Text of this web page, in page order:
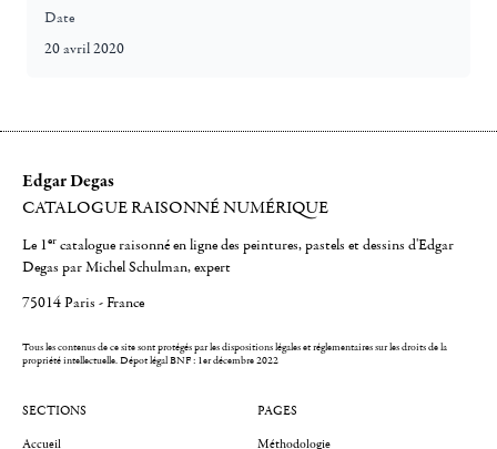
Date
20 avril 2020
Edgar Degas
CATALOGUE RAISONNÉ NUMÉRIQUE
Le 1er catalogue raisonné en ligne des peintures, pastels et dessins d'Edgar
Degas par Michel Schulman, expert
75014 Paris - France
Tous les contenus de ce site sont protégés par les dispositions légales et réglementaires sur les droits de la
propriété intellectuelle.Dépot légal BNF : 1er décembre 2022
SECTIONS
Accueil
PAGES
Méthodologie